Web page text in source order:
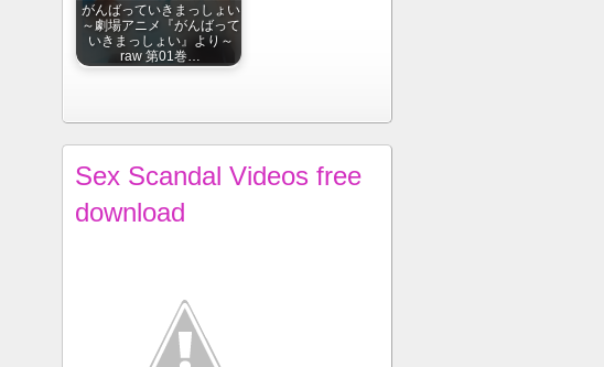
がんばっていきまっしょい
～劇場アニメ『がんばって
いきまっしょい』より～
raw 第01巻…
Sex Scandal Videos free
download